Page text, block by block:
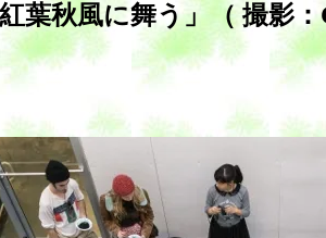
紅葉秋風に舞う」（ 撮影